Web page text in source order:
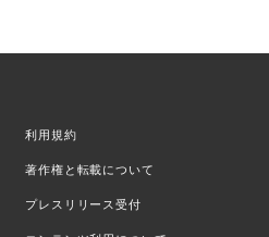
利用規約
著作権と転載について
プレスリリース受付